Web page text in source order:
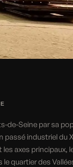
de-Seine par sa
industriel du
axes principaux,
quartier des